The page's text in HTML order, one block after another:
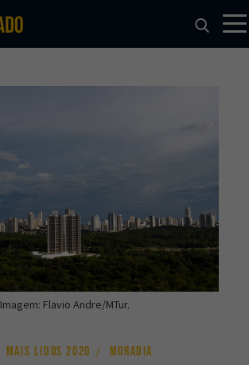
Imagem: Flavio Andre/MTur.
MAIS LIDOS 2020 MORADIA